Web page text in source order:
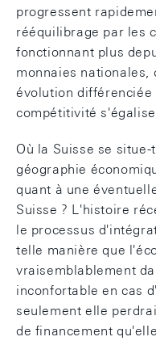
progressent
rééquilibrage par les
fonctionnant plus
monnaies nationales,
évolution
compétitivité
Où la Suisse se
géographie
quant à une
Suisse ? L'histoire
le processus
telle manière que
vraisemblablement
inconfortable en cas
seulement elle
de financement